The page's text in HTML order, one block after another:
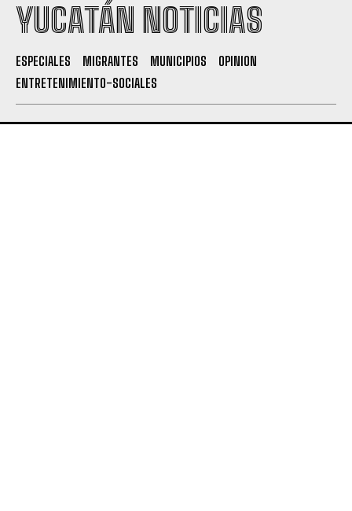
YUCATÁN NOTICIAS
ESPECIALES MIGRANTES MUNICIPIOS
OPINION
ENTRETENIMIENTO-SOCIALES